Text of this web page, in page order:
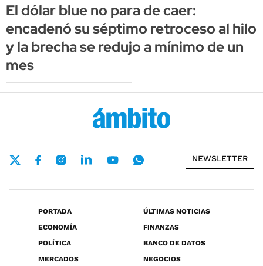
El dólar blue no para de caer:
encadenó su séptimo retroceso al hilo
y la brecha se redujo a mínimo de un
mes
NEWSLETTER
PORTADA
ÚLTIMAS NOTICIAS
ECONOMÍA
FINANZAS
POLÍTICA
BANCO DE DATOS
MERCADOS
NEGOCIOS